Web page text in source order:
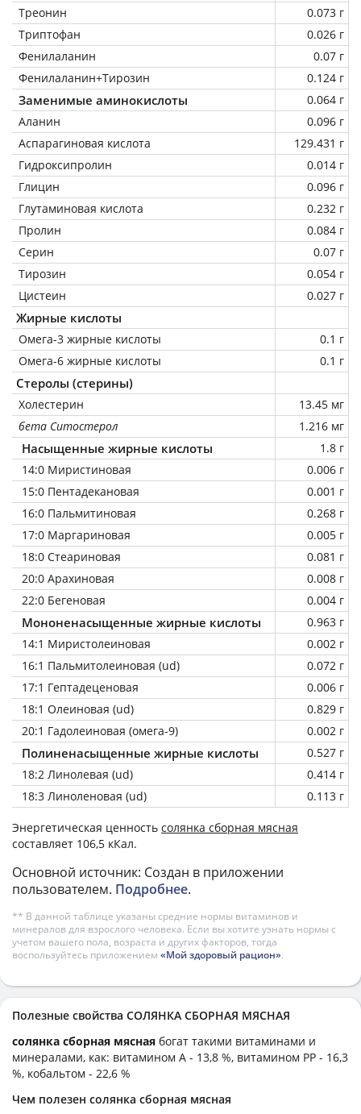
Треонин
0.073 г
Триптофан
0.026 г
Фенилаланин
0.07 г
Фенилаланин+Тирозин
0.124 г
Заменимые аминокислоты
0.064 г
Аланин
0.096 г
Аспарагиновая кислота
129.431 г
Гидроксипролин
0.014 г
Глицин
0.096 г
Глутаминовая кислота
0.232 г
Пролин
0.084 г
Серин
0.07 г
Тирозин
0.054 г
Цистеин
0.027 г
Жирные кислоты
Омега-3 жирные кислоты
0.1 г
Омега-6 жирные кислоты
0.1 г
Стеролы (стерины)
Холестерин
13.45 мг
бета Ситостерол
1.216 мг
Насыщенные жирные кислоты
1.8 г
14:0 Миристиновая
0.006 г
15:0 Пентадекановая
0.001 г
16:0 Пальмитиновая
0.268 г
17:0 Маргариновая
0.005 г
18:0 Стеариновая
0.081 г
20:0 Арахиновая
0.008 г
22:0 Бегеновая
0.004 г
Мононенасыщенные жирные кислоты
0.963 г
14:1 Миристолеиновая
0.002 г
16:1 Пальмитолеиновая (ud)
0.072 г
17:1 Гептадеценовая
0.006 г
18:1 Олеиновая (ud)
0.829 г
20:1 Гадолеиновая (омега-9)
0.002 г
Полиненасыщенные жирные кислоты
0.527 г
18:2 Линолевая (ud)
0.414 г
18:3 Линоленовая (ud)
0.113 г
Энергетическая ценность солянка сборная мясная
составляет 106,5 кКал.
Основной источник: Создан в приложении
пользователем. Подробнее.
** В данной таблице указаны средние нормы витаминов и
минералов для взрослого человека. Если вы хотите узнать нормы с
учетом вашего пола, возраста и других факторов, тогда
воспользуйтесь приложением «Мой здоровый рацион».
Полезные свойства СОЛЯНКА СБОРНАЯ МЯСНАЯ
солянка сборная мясная богат такими витаминами и
минералами, как: витамином А - 13,8 %, витамином PP - 16,3
%, кобальтом - 22,6 %
Чем полезен солянка сборная мясная